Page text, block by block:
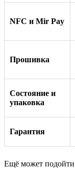
NFC и Mir Pay
Прошивка
Состояние и
упаковка
Гарантия
Ещё может подойти